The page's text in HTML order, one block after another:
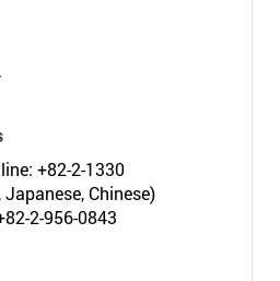
+82-2-1330
Chinese)
2-956-0843